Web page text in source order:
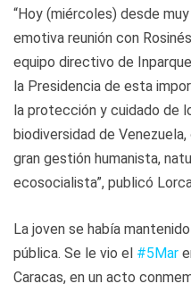
“Hoy (miércoles) desde
emotiva reunión con
equipo directivo de
la Presidencia de esta
la protección y cuidado de
biodiversidad de
gran gestión humanista,
ecosocialista”, publicó
La joven se había
pública. Se le vio el #5Mar
Caracas, en un acto